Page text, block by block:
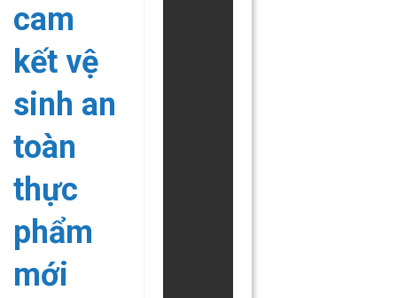
cam
kết vệ
sinh an
toàn
thực
phẩm
mới